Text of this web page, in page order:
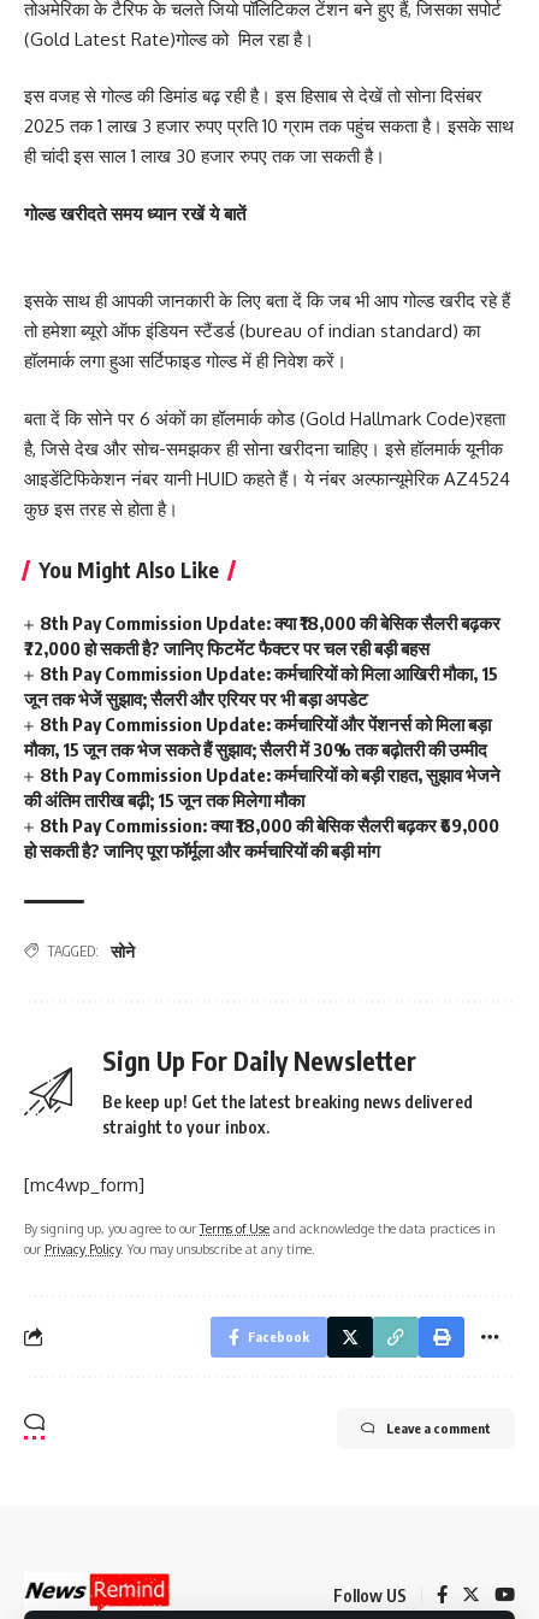
तोअमेरिका के टैरिफ के चलते जियो पॉलिटिकल टेंशन बने हुए हैं, जिसका सपोर्ट
(Gold Latest Rate)गोल्ड को मिल रहा है।
इस वजह से गोल्ड की डिमांड बढ़ रही है। इस हिसाब से देखें तो सोना दिसंबर
2025 तक 1 लाख 3 हजार रुपए प्रति 10 ग्राम तक पहुंच सकता है। इसके साथ
ही चांदी इस साल 1 लाख 30 हजार रुपए तक जा सकती है।
गोल्ड खरीदते समय ध्यान रखें ये बातें
इसके साथ ही आपकी जानकारी के लिए बता दें कि जब भी आप गोल्ड खरीद रहे हैं
तो हमेशा ब्यूरो ऑफ इंडियन स्टैंडर्ड (bureau of indian standard) का
हॉलमार्क लगा हुआ सर्टिफाइड गोल्ड में ही निवेश करें।
बता दें कि सोने पर 6 अंकों का हॉलमार्क कोड (Gold Hallmark Code)रहता
है, जिसे देख और सोच-समझकर ही सोना खरीदना चाहिए। इसे हॉलमार्क यूनीक
आइडेंटिफिकेशन नंबर यानी HUID कहते हैं। ये नंबर अल्फान्यूमेरिक AZ4524
कुछ इस तरह से होता है।
You Might Also Like
8th Pay Commission Update: क्या ₹18,000 की बेसिक सैलरी बढ़कर
₹72,000 हो सकती है? जानिए फिटमेंट फैक्टर पर चल रही बड़ी बहस
8th Pay Commission Update: कर्मचारियों को मिला आखिरी मौका, 15
जून तक भेजें सुझाव; सैलरी और एरियर पर भी बड़ा अपडेट
8th Pay Commission Update: कर्मचारियों और पेंशनर्स को मिला बड़ा
मौका, 15 जून तक भेज सकते हैं सुझाव; सैलरी में 30% तक बढ़ोतरी की उम्मीद
8th Pay Commission Update: कर्मचारियों को बड़ी राहत, सुझाव भेजने
की अंतिम तारीख बढ़ी; 15 जून तक मिलेगा मौका
8th Pay Commission: क्या ₹18,000 की बेसिक सैलरी बढ़कर ₹69,000
हो सकती है? जानिए पूरा फॉर्मूला और कर्मचारियों की बड़ी मांग
TAGGED: सोने
Sign Up For Daily Newsletter
Be keep up! Get the latest breaking news delivered
straight to your inbox.
[mc4wp_form]
By signing up, you agree to ourTerms of Use and acknowledge the data practices in
our Privacy Policy. You may unsubscribe at any time.
Facebook
Leave a comment
Follow US